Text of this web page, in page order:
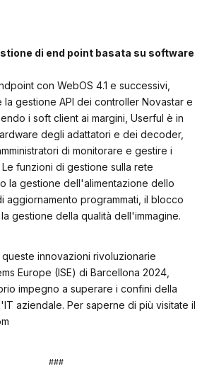
di end point basata su software
con WebOS 4.1 e successivi,
la gestione API dei controller Novastar e
i soft client ai margini, Userful è in
degli adattatori e dei decoder,
di monitorare e gestire i
funzioni di gestione sulla rete
la gestione dell'alimentazione dello
aggiornamento programmati, il blocco
gestione della qualità dell'immagine.
innovazioni rivoluzionarie
Europe (ISE) di Barcellona 2024,
impegno a superare i confini della
aziendale. Per saperne di più visitate il
###